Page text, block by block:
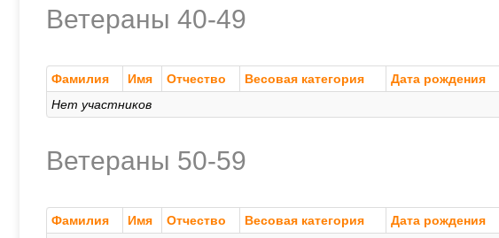
Ветераны 40-49
Фамилия Имя Отчество Весовая категория Дата рождения
Нет участников
Ветераны 50-59
Фамилия Имя Отчество Весовая категория Дата рождения